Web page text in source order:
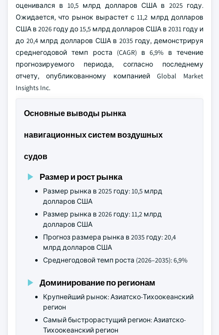
оценивался в 10,5 млрд долларов США в 2025 году.
Ожидается, что рынок вырастет с 11,2 млрд долларов
США в 2026 году до 15,5 млрд долларов США в 2031 году и
до 20,4 млрд долларов США в 2035 году, демонстрируя
среднегодовой темп роста (CAGR) в 6,9% в течение
прогнозируемого периода, согласно последнему
отчету, опубликованному компанией Global Market
Insights Inc.
Основные выводы рынка
навигационных систем воздушных
судов
Размер и рост рынка
Размер рынка в 2025 году: 10,5 млрд
долларов США
Размер рынка в 2026 году: 11,2 млрд
долларов США
Прогноз размера рынка в 2035 году: 20,4
млрд долларов США
Среднегодовой темп роста (2026–2035): 6,9%
Доминирование по регионам
Крупнейший рынок: Азиатско-Тихоокеанский
регион
Самый быстрорастущий регион: Азиатско-
Тихоокеанский регион